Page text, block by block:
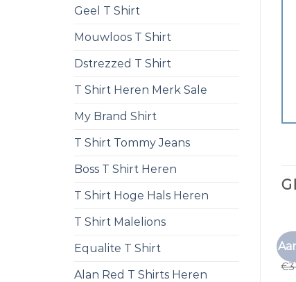
Geel T Shirt
Mouwloos T Shirt
Dstrezzed T Shirt
T Shirt Heren Merk Sale
My Brand Shirt
T Shirt Tommy Jeans
Boss T Shirt Heren
T Shirt Hoge Hals Heren
T Shirt Malelions
Equalite T Shirt
Alan Red T Shirts Heren
€